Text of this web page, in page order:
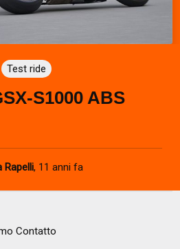
Test ride
S1000 ABS
Rapelli, 11 anni fa
Contatto